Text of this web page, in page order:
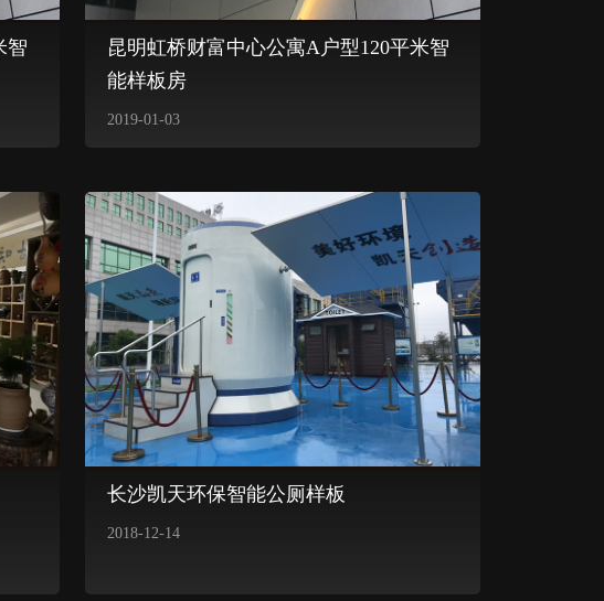
智
昆明虹桥财富中心公寓A户型120平米智
能样板房
2019-01-03
长沙凯天环保智能公厕样板
2018-12-14